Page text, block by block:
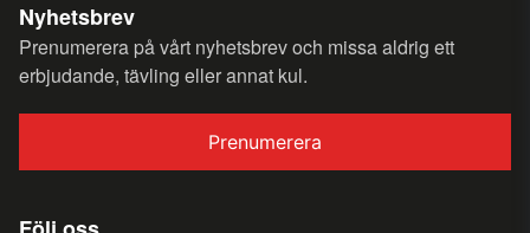
Nyhetsbrev
Prenumerera på vårt nyhetsbrev och missa aldrig ett
erbjudande, tävling eller annat kul.
Prenumerera